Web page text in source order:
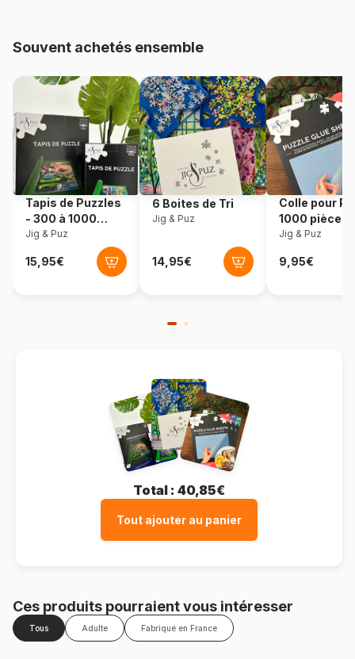
Référence Art-Puzzle-5523
EAN 8682450145238
Nombre de pièces 3000 pièces
Dimensions 120 x 85 cm
Souvent achetés ensemble
Tapis de Puzzles
- 300 à 1000
pièces
Jig & Puz
6 Boites de Tri
Jig & Puz
Colle pour
1000 pièces
Jig & Puz
Total : 40,85€
Tout ajouter au panier
Ces produits pourraient vous intéresser
Tous Adulte Fabriqué en France